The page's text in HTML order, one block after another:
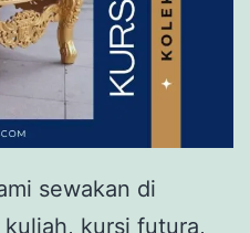
sewakan di
kursi futura,